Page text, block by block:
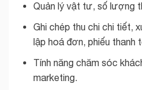
Quản lý vật tư, số lượng
Ghi chép thu chi chi tiết,
lập hoá đơn, phiếu thanh
Tính năng chăm sóc
marketing.